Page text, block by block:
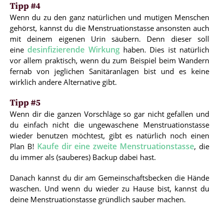
Tipp #4
Wenn du zu den ganz natürlichen und mutigen Menschen
gehörst, kannst du die Menstruationstasse ansonsten auch
mit deinem eigenen Urin säubern. Denn dieser soll
einedesinfizierende Wirkunghaben. Dies ist natürlich
vor allem praktisch, wenn du zum Beispiel beim Wandern
fernab von jeglichen Sanitäranlagen bist und es keine
wirklich andere Alternative gibt.
Tipp #5
Wenn dir die ganzen Vorschläge so gar nicht gefallen und
du einfach nicht die ungewaschene Menstruationstasse
wieder benutzen möchtest, gibt es natürlich noch einen
Plan B! Kaufe dir eine zweite Menstruationstasse, die
du immer als (sauberes) Backup dabei hast.
Danach kannst du dir am Gemeinschaftsbecken die Hände
waschen. Und wenn du wieder zu Hause bist, kannst du
deine Menstruationstasse gründlich sauber machen.